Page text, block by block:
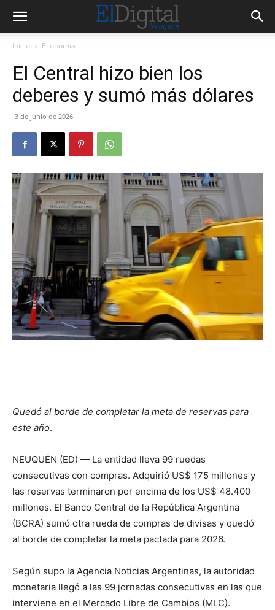
Inicio Economía
El Central hizo bien los
deberes y sumó más dólares
3 de junio de 2026
Quedó al borde de completar la meta de reservas para
este año.
NEUQUÉN (ED) — La entidad lleva 99 ruedas
consecutivas con compras. Adquirió US$ 175 millones y
las reservas terminaron por encima de los US$ 48.400
millones. El Banco Central de la República Argentina
(BCRA) sumó otra rueda de compras de divisas y quedó
al borde de completar la meta pactada para 2026.
Según supo la Agencia Noticias Argentinas, la autoridad
monetaria llegó a las 99 jornadas consecutivas en las que
interviene en el Mercado Libre de Cambios (MLC).